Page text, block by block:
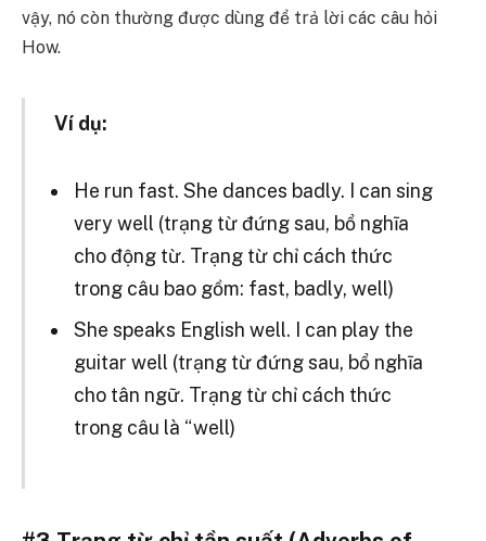
vậy, nó còn thường được dùng để trả lời các câu hỏi
How.
Ví dụ:
He run fast. She dances badly. I can sing
very well (trạng từ đứng sau, bổ nghĩa
cho động từ. Trạng từ chỉ cách thức
trong câu bao gồm: fast, badly, well)
She speaks English well. I can play the
guitar well (trạng từ đứng sau, bổ nghĩa
cho tân ngữ. Trạng từ chỉ cách thức
trong câu là “well)